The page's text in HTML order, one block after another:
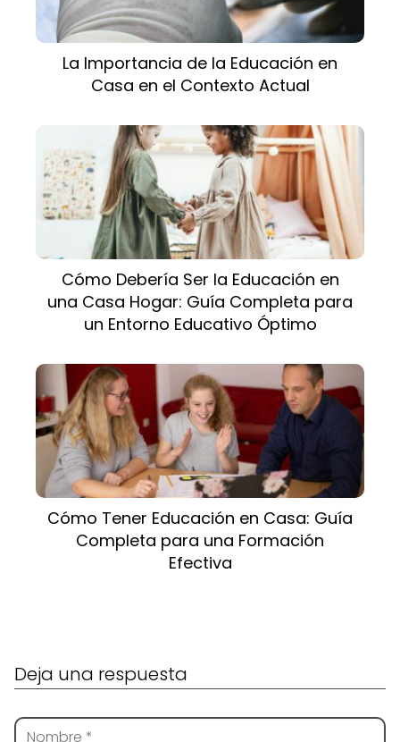
La Importancia de la Educación en
Casa en el Contexto Actual
Cómo Debería Ser la Educación en
una Casa Hogar: Guía Completa para
un Entorno Educativo Óptimo
Cómo Tener Educación en Casa: Guía
Completa para una Formación
Efectiva
Deja una respuesta